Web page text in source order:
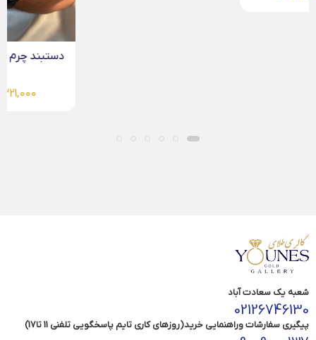
دستبند چرم مردانه طلا...
شعبه یک سعادت آباد
02126746130
پیگیری سفارشات وراهنمایی خرید(روزهای کاری تایم پاسخگویی تلفنی 11 تا17)